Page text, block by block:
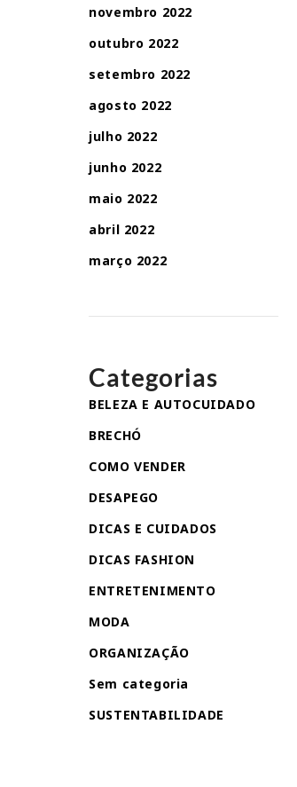
novembro 2022
outubro 2022
setembro 2022
agosto 2022
julho 2022
junho 2022
maio 2022
abril 2022
março 2022
Categorias
BELEZA E AUTOCUIDADO
BRECHÓ
COMO VENDER
DESAPEGO
DICAS E CUIDADOS
DICAS FASHION
ENTRETENIMENTO
MODA
ORGANIZAÇÃO
Sem categoria
SUSTENTABILIDADE